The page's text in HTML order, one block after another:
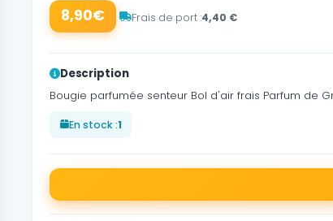
8,90€ Frais de port :4,40 €
Description
Bougie parfumée senteur Bol d'air frais Parfum de
En stock :1